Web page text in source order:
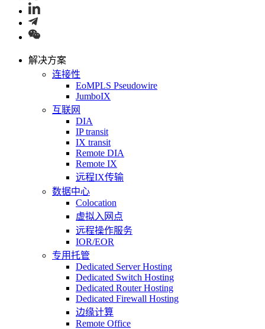
解决方案
连接性
EoMPLS Pseudowire
JumboIX
互联网
DIA
IP transit
IX transit
Remote DIA
Remote IX
远程IX传输
数据中心
Colocation
虚拟入网点
远程操作服务
IOR/EOR
专用托管
Dedicated Server Hosting
Dedicated Switch Hosting
Dedicated Router Hosting
Dedicated Firewall Hosting
边缘计算
Remote Office